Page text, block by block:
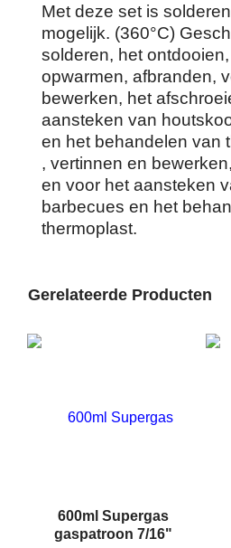
Met deze set is
mogelijk. (360°C)
solderen, het
opwarmen, afbranden,
bewerken, het
aansteken van
en het behandelen van
, vertinnen en
en voor het aansteken
barbecues en het
thermoplast.
Gerelateerde Producten
600ml Supergas
gaspatroon 7/16"